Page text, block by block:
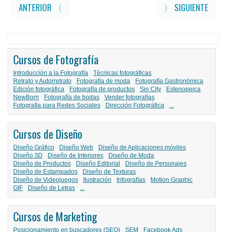
ANTERIOR 〈 〉 SIGUIENTE
Cursos de Fotografía
Introducción a la Fotografía
Técnicas fotográficas
Retrato y Autorretrato
Fotografía de moda
Fotografía Gastronómica
Edición fotográfica
Fotografía de productos Sin City
Estenopeica
NewBorn
Fotografía de bodas
Vender fotografías
Fotografía para Redes Sociales
Dirección Fotográfica ...
Cursos de Diseño
Diseño Gráfico Diseño Web
Diseño de Aplicaciones móviles
Diseño 3D
Diseño de Interiores
Diseño de Moda
Diseño de Productos
Diseño Editorial
Diseño de Personajes
Diseño de Estampados
Diseño de Texturas
Diseño de Videojuegos
Ilustración Infografías
Motion Graphic
GIF
Diseño de Letras ...
Cursos de Marketing
Posicionamiento en buscadores (SEO) SEM Facebook Ads